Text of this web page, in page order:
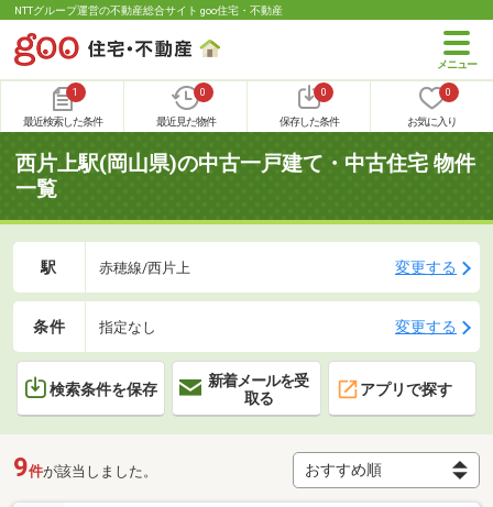
NTTグループ運営の不動産総合サイト goo住宅・不動産
1
最近検索した条件
0
最近見た物件
0
保存した条件
0
お気に入り
西片上駅(岡山県)の中古一戸建て・中古住宅 物件
一覧
駅 赤穂線/西片上 変更する
条件 指定なし 変更する
検索条件を保存
新着メールを受
取る
アプリで探す
9件が該当しました。